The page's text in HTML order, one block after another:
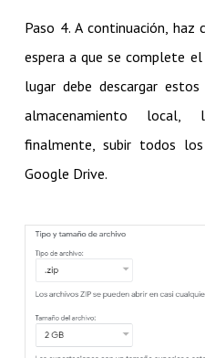
Paso 4. A continuación, haz
espera a que se complete
lugar debe descargar
almacenamiento local,
finalmente, subir todos
Google Drive.